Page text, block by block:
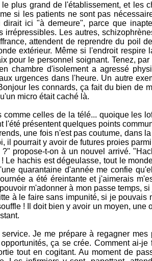
plus grand de l'établissement, et les
si les patients ne sont pas
ici "à demeure", parce que
irrépressibles. Les autres,
attendent de reprendre du poil
extérieur. Même si l'endroit respire
pour le personnel soignant. Tenez,
chambre d'isolement a agressé
urgences dans l'heure. Un autre
les connards, ça fait du bien de
micro était caché là.
celles de la télé... quoique les
l'été présentent quelques points
une fois n'est pas coutume, dans
il pourrait y avoir de futures proies
propose-t-on à un nouvel arrivé.
Le hachis est dégeulasse, tout le
quarantaine d'année me confie
a été éreintante et j'aimerais
m'adonner à mon passe temps,
à le faire sans impunité, si je pouvais
! Il doit bien y avoir un moyen, une
Je me prépare à regagner
ça se crée. Comment ai-
tout en cogitant. Au moment de